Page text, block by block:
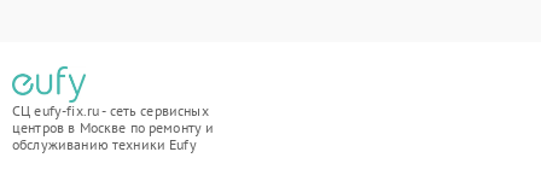
СЦ eufy-fix.ru - сеть сервисных
центров в Москве по ремонту и
обслуживанию техники Eufy